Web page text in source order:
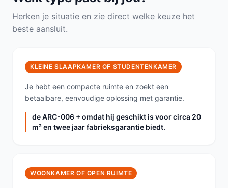
Herken je situatie en zie direct welke keuze het
beste aansluit.
KLEINE SLAAPKAMER OF STUDENTENKAMER
Je hebt een compacte ruimte en zoekt een
betaalbare, eenvoudige oplossing met garantie.
de ARC-006 + omdat hij geschikt is voor circa 20
m² en twee jaar fabrieksgarantie biedt.
WOONKAMER OF OPEN RUIMTE